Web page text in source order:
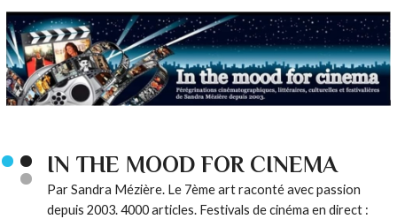
IN THE MOOD FOR CINEMA
Par Sandra Mézière. Le 7ème art raconté avec passion
depuis 2003. 4000 articles. Festivals de cinéma en direct :